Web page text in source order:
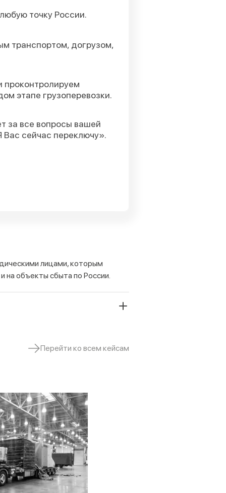
точку России.
транспортом, догрузом,
проконтролируем
этапе грузоперевозки.
за все вопросы вашей
Вас сейчас переключу».
лицами, которым
на объекты сбыта по России.
и требований к хранению.
точную цену, обратитесь к
Менеджер подберёт вид
Перейти ко всем кейсам